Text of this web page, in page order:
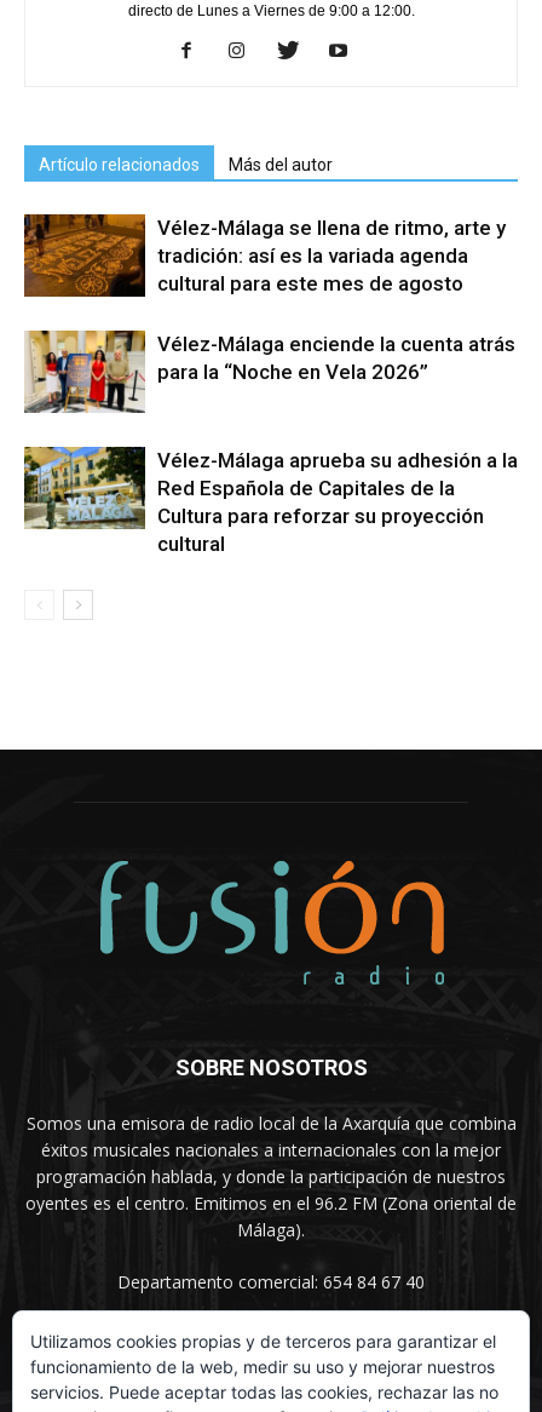
directo de Lunes a Viernes de 9:00 a 12:00.
Artículo relacionados Más del autor
Vélez-Málaga se llena de ritmo, arte y
tradición: así es la variada agenda
cultural para este mes de agosto
Vélez-Málaga enciende la cuenta atrás
para la “Noche en Vela 2026”
Vélez-Málaga aprueba su adhesión a la
Red Española de Capitales de la
Cultura para reforzar su proyección
cultural
SOBRE NOSOTROS
Somos una emisora de radio local de la Axarquía que combina
éxitos musicales nacionales a internacionales con la mejor
programación hablada, y donde la participación de nuestros
oyentes es el centro. Emitimos en el 96.2 FM (Zona oriental de
Málaga).
Departamento comercial: 654 84 67 40
SÍGUENOS
Utilizamos cookies propias y de terceros para garantizar el
funcionamiento de la web, medir su uso y mejorar nuestros
servicios. Puede aceptar todas las cookies, rechazar las no